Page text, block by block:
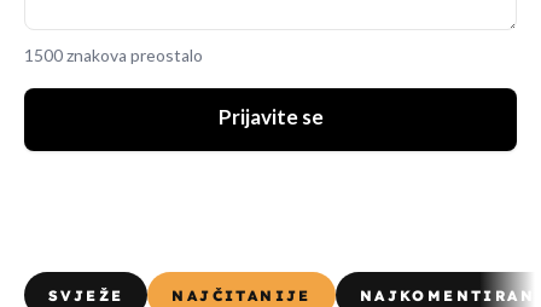
1500 znakova preostalo
Prijavite se
SVJEŽE NAJČITANIJE